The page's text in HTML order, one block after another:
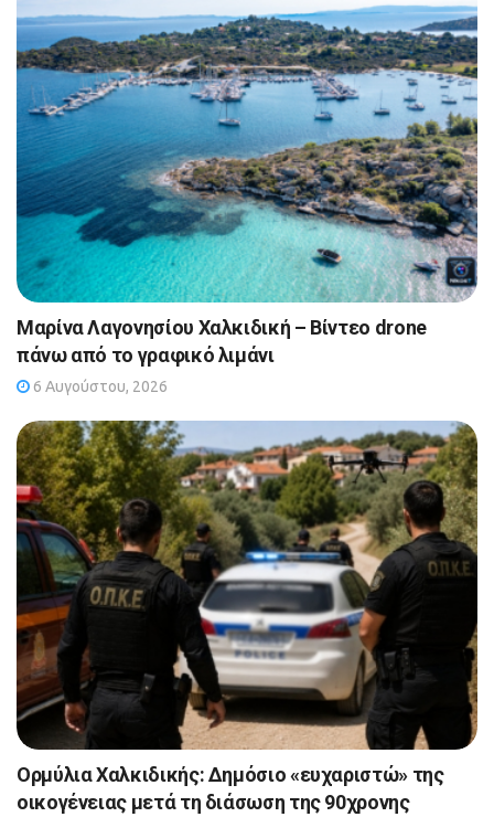
Μαρίνα Λαγονησίου Χαλκιδική – Βίντεο drone
πάνω από το γραφικό λιμάνι
6 Αυγούστου, 2026
Ορμύλια Χαλκιδικής: Δημόσιο «ευχαριστώ» της
οικογένειας μετά τη διάσωση της 90χρονης